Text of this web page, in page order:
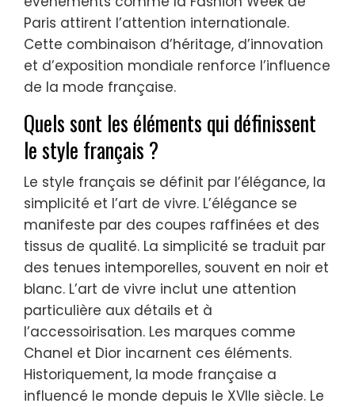
Paris attirent l’attention internationale.
Cette combinaison d’héritage, d’innovation
et d’exposition mondiale renforce l’influence
de la mode française.
Quels sont les éléments qui définissent
le style français ?
Le style français se définit par l’élégance, la
simplicité et l’art de vivre. L’élégance se
manifeste par des coupes raffinées et des
tissus de qualité. La simplicité se traduit par
des tenues intemporelles, souvent en noir et
blanc. L’art de vivre inclut une attention
particulière aux détails et à
l’accessoirisation. Les marques comme
Chanel et Dior incarnent ces éléments.
Historiquement, la mode française a
influencé le monde depuis le XVIIe siècle. Le